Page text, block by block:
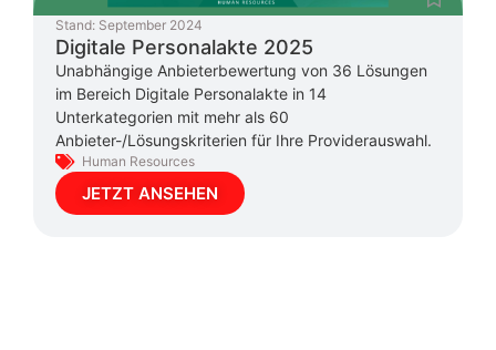
Stand: September 2024
Digitale Personalakte 2025
Unabhängige Anbieterbewertung von 36 Lösungen
im Bereich Digitale Personalakte in 14
Unterkategorien mit mehr als 60
Anbieter-/Lösungskriterien für Ihre Providerauswahl.
Human Resources
JETZT ANSEHEN